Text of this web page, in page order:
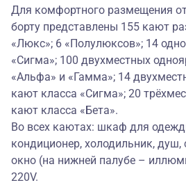
Для комфортного размещения
борту представлены 155 кают
«Люкс»; 6 «Полулюксов»; 14
«Сигма»; 100 двухместных
«Альфа» и «Гамма»; 14
кают класса «Сигма»; 20
кают класса «Бета».
Во всех каютах: шкаф для
кондиционер, холодильник, душ,
окно (на нижней палубе –
220V.